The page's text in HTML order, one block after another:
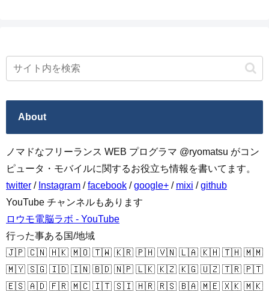
About
ノマドなフリーランス WEB プログラマ @ryomatsu がコン
ピュータ・モバイルに関するお役立ち情報を書いてます。
twitter / Instagram /facebook /google+ / mixi /github
YouTube チャンネルもあります
ロウモ電脳ラボ - YouTube
行った事ある国/地域
🇯🇵 🇨🇳 🇭🇰 🇲🇴 🇹🇼 🇰🇷 🇵🇭 🇻🇳 🇱🇦 🇰🇭 🇹🇭 🇲🇲
🇲🇾 🇸🇬 🇮🇩 🇮🇳 🇧🇩 🇳🇵 🇱🇰 🇰🇿 🇰🇬 🇺🇿 🇹🇷 🇵🇹
🇪🇸 🇦🇩 🇫🇷 🇲🇨 🇮🇹 🇸🇮 🇭🇷 🇷🇸 🇧🇦 🇲🇪 🇽🇰 🇲🇰